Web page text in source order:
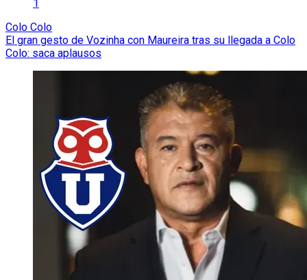
1
Colo Colo
El gran gesto de Vozinha con Maureira tras su llegada a Colo
Colo: saca aplausos